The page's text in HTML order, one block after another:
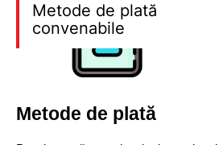
Metode de plată
convenabile
Metode de plată